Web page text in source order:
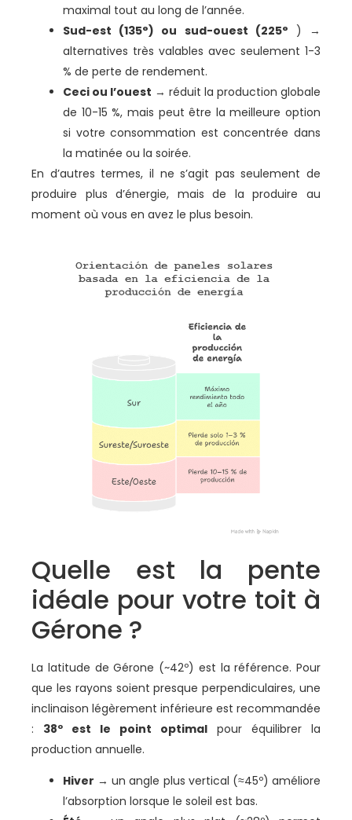
maximal tout au long de l’année.
Sud-est (135°) ou sud-ouest (225° ) →
alternatives très valables avec seulement 1-3
% de perte de rendement.
Ceci ou l’ouest → réduit la production globale
de 10-15 %, mais peut être la meilleure option
si votre consommation est concentrée dans
la matinée ou la soirée.
En d’autres termes, il ne s’agit pas seulement de
produire plus d’énergie, mais de la produire au
moment où vous en avez le plus besoin.
Quelle est la pente
idéale pour votre toit à
Gérone ?
La latitude de Gérone (~42º) est la référence. Pour
que les rayons soient presque perpendiculaires, une
inclinaison légèrement inférieure est recommandée
: 38º est le point optimal pour équilibrer la
production annuelle.
Hiver → un angle plus vertical (≈45º) améliore
l’absorption lorsque le soleil est bas.